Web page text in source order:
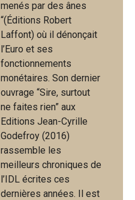
menés par des ânes
“(Éditions Robert
Laffont) où il dénonçait
l’Euro et ses
fonctionnements
monétaires. Son dernier
ouvrage “Sire, surtout
ne faites rien” aux
Editions Jean-Cyrille
Godefroy (2016)
rassemble les
meilleurs chroniques de
l’IDL écrites ces
dernières années. Il est